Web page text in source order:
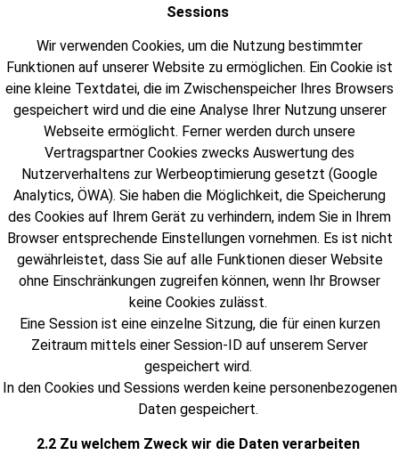
Sessions
Wir verwenden Cookies, um die Nutzung bestimmter
Funktionen auf unserer Website zu ermöglichen. Ein Cookie ist
eine kleine Textdatei, die im Zwischenspeicher Ihres Browsers
gespeichert wird und die eine Analyse Ihrer Nutzung unserer
Webseite ermöglicht. Ferner werden durch unsere
Vertragspartner Cookies zwecks Auswertung des
Nutzerverhaltens zur Werbeoptimierung gesetzt (Google
Analytics, ÖWA). Sie haben die Möglichkeit, die Speicherung
des Cookies auf Ihrem Gerät zu verhindern, indem Sie in Ihrem
Browser entsprechende Einstellungen vornehmen. Es ist nicht
gewährleistet, dass Sie auf alle Funktionen dieser Website
ohne Einschränkungen zugreifen können, wenn Ihr Browser
keine Cookies zulässt.
Eine Session ist eine einzelne Sitzung, die für einen kurzen
Zeitraum mittels einer Session-ID auf unserem Server
gespeichert wird.
In den Cookies und Sessions werden keine personenbezogenen
Daten gespeichert.
2.2 Zu welchem Zweck wir die Daten verarbeiten